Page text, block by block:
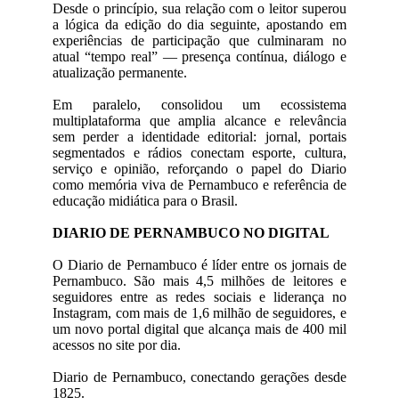
Desde o princípio, sua relação com o leitor superou
a lógica da edição do dia seguinte, apostando em
experiências de participação que culminaram no
atual “tempo real” — presença contínua, diálogo e
atualização permanente.
Em paralelo, consolidou um ecossistema
multiplataforma que amplia alcance e relevância
sem perder a identidade editorial: jornal, portais
segmentados e rádios conectam esporte, cultura,
serviço e opinião, reforçando o papel do Diario
como memória viva de Pernambuco e referência de
educação midiática para o Brasil.
DIARIO DE PERNAMBUCO NO DIGITAL
O Diario de Pernambuco é líder entre os jornais de
Pernambuco. São mais 4,5 milhões de leitores e
seguidores entre as redes sociais e liderança no
Instagram, com mais de 1,6 milhão de seguidores, e
um novo portal digital que alcança mais de 400 mil
acessos no site por dia.
Diario de Pernambuco, conectando gerações desde
1825.